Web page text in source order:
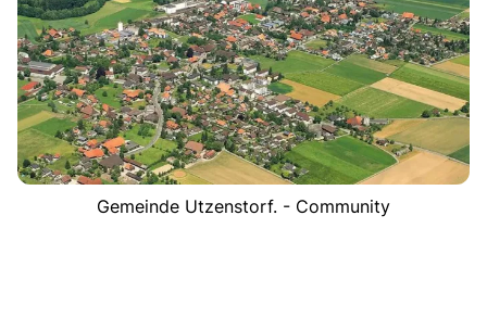
Gemeinde Utzenstorf. - Community